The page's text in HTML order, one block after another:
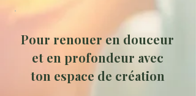
​Pour renouer en douceur
et en profondeur avec
ton espace de création